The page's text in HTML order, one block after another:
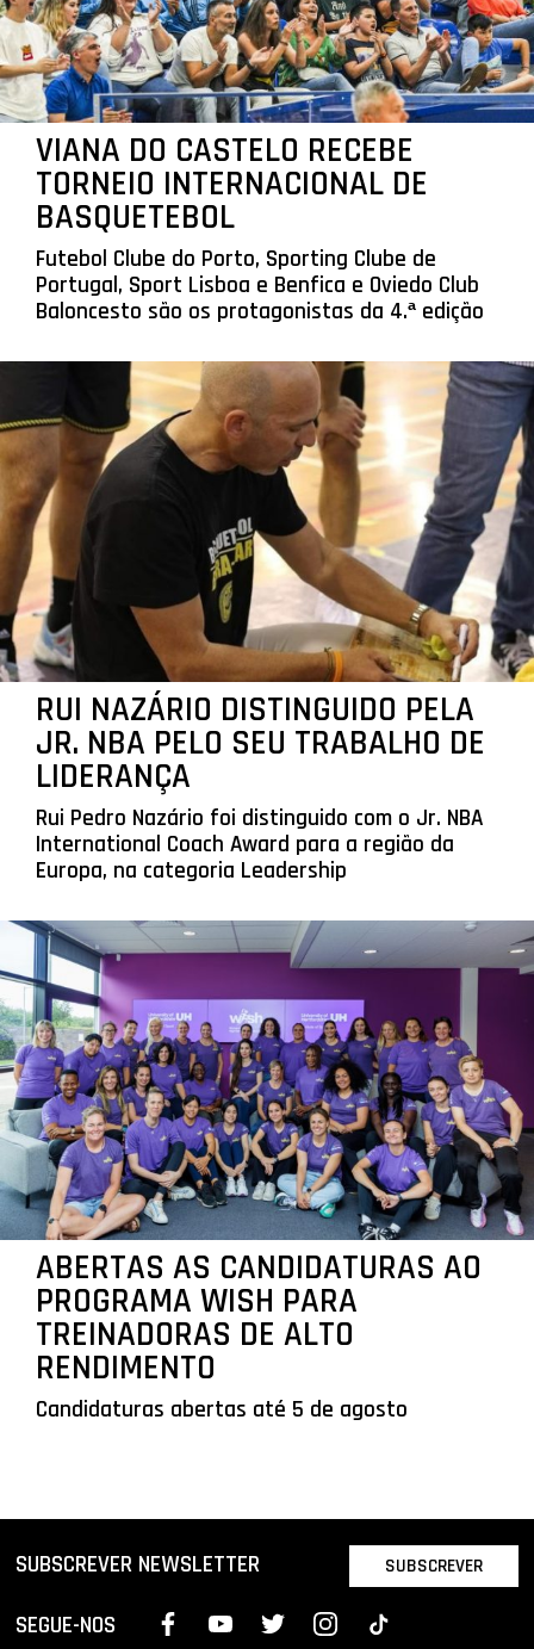
VIANA DO CASTELO RECEBE
TORNEIO INTERNACIONAL DE
BASQUETEBOL
Futebol Clube do Porto, Sporting Clube de
Portugal, Sport Lisboa e Benfica e Oviedo Club
Baloncesto são os protagonistas da 4.ª edição
RUI NAZÁRIO DISTINGUIDO PELA
JR. NBA PELO SEU TRABALHO DE
LIDERANÇA
Rui Pedro Nazário foi distinguido com o Jr. NBA
International Coach Award para a região da
Europa, na categoria Leadership
ABERTAS AS CANDIDATURAS AO
PROGRAMA WISH PARA
TREINADORAS DE ALTO
RENDIMENTO
Candidaturas abertas até 5 de agosto
SUBSCREVER NEWSLETTER SUBSCREVER
SEGUE-NOS